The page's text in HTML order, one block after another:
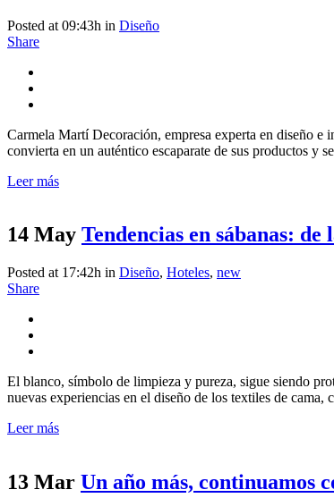
Posted at 09:43h in Diseño
Share
Carmela Martí Decoración, empresa experta en diseño e
convierta en un auténtico escaparate de sus productos y
Leer más
14 May Tendencias en sábanas:
Posted at 17:42h in Diseño, Hoteles, new
Share
El blanco, símbolo de limpieza y pureza, sigue siendo
nuevas experiencias en el diseño de los textiles de cama,
Leer más
13 Mar Un año más, continuamos